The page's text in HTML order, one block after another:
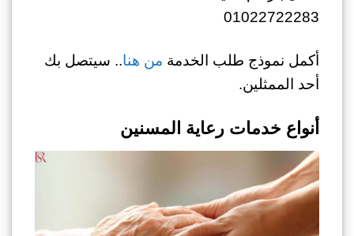
01022722283
أكمل نموذج طلب الخدمة من هنا.. سيتصل بك
أحد الممثلين.
أنواع خدمات رعاية المسنين